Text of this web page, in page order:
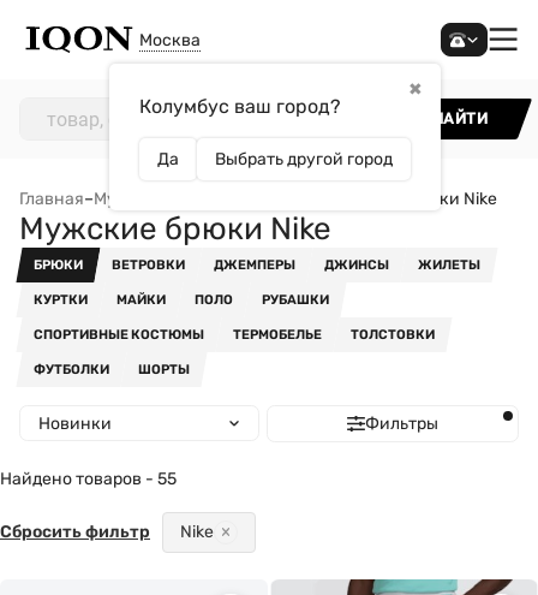
Москва
✖
Колумбус ваш город?
Да Выбрать другой город
НАЙТИ
Главная–Мужчинам Мужские брюки Nike
Мужские брюки Nike
БРЮКИ ВЕТРОВКИ ДЖЕМПЕРЫ ДЖИНСЫ ЖИЛЕТЫ
КУРТКИ МАЙКИ ПОЛО РУБАШКИ
СПОРТИВНЫЕ КОСТЮМЫ ТЕРМОБЕЛЬЕ ТОЛСТОВКИ
ФУТБОЛКИ ШОРТЫ
Новинки Фильтры
Найдено товаров - 55
Nike
Сбросить фильтр